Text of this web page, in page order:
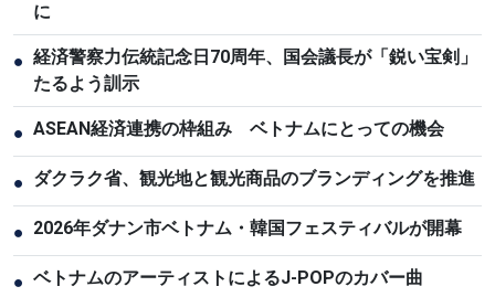
に
● 経済警察力伝統記念日70周年、国会議長が「鋭い宝剣」
たるよう訓示
● ASEAN経済連携の枠組み ベトナムにとっての機会
● ダクラク省、観光地と観光商品のブランディングを推進
● 2026年ダナン市ベトナム・韓国フェスティバルが開幕
● ベトナムのアーティストによるJ-POPのカバー曲